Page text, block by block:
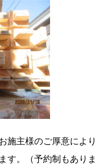
施主様のご厚意により
す。（予約制もありま